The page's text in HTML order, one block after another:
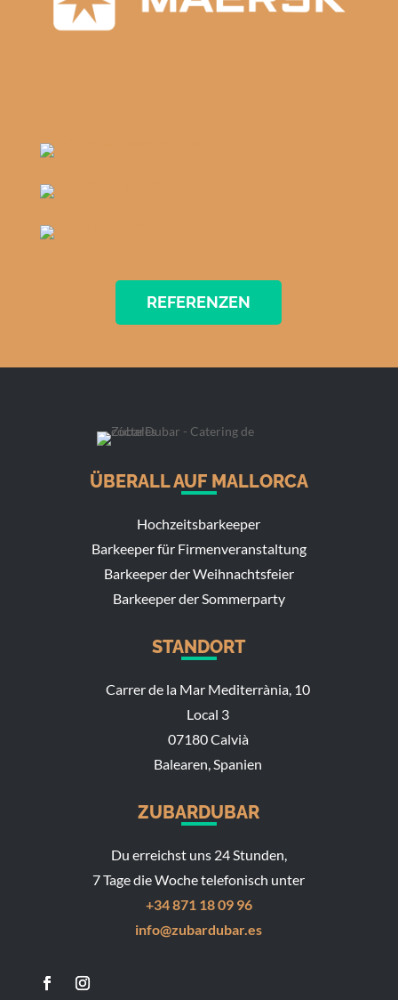
REFERENZEN
ÜBERALL AUF MALLORCA
Hochzeitsbarkeeper
Barkeeper für Firmenveranstaltung
Barkeeper der Weihnachtsfeier
Barkeeper der Sommerparty
STANDORT
Carrer de la Mar Mediterrània, 10
Local 3
07180 Calvià
Balearen, Spanien
ZUBARDUBAR
Du erreichst uns 24 Stunden,
7 Tage die Woche telefonisch unter
+34 871 18 09 96
info@zubardubar.es